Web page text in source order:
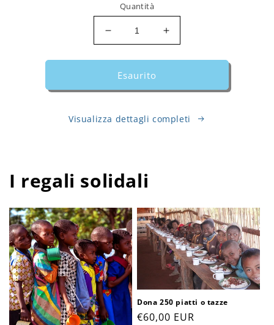
Quantità
Diminuisci
quantità
per
Aumenta
quantità
per
Esaurito
Visualizza dettagli completi
I regali solidali
Dona 250 piatti o tazze
Prezzo
€60,00 EUR